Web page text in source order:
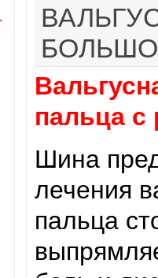
пальца с
Шина
лечения
пальца